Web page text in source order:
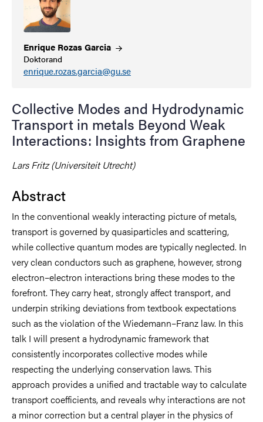
Enrique RozasGarcia
Doktorand
enrique.rozas.garcia@gu.se
Collective Modes and Hydrodynamic
Transport in metals Beyond Weak
Interactions: Insights from Graphene
Lars Fritz (Universiteit Utrecht)
Abstract
In the conventional weakly interacting picture of metals,
transport is governed by quasiparticles and scattering,
while collective quantum modes are typically neglected. In
very clean conductors such as graphene, however, strong
electron–electron interactions bring these modes to the
forefront. They carry heat, strongly affect transport, and
underpin striking deviations from textbook expectations
such as the violation of the Wiedemann–Franz law. In this
talk I will present a hydrodynamic framework that
consistently incorporates collective modes while
respecting the underlying conservation laws. This
approach provides a unified and tractable way to calculate
transport coefficients, and reveals why interactions are not
a minor correction but a central player in the physics of